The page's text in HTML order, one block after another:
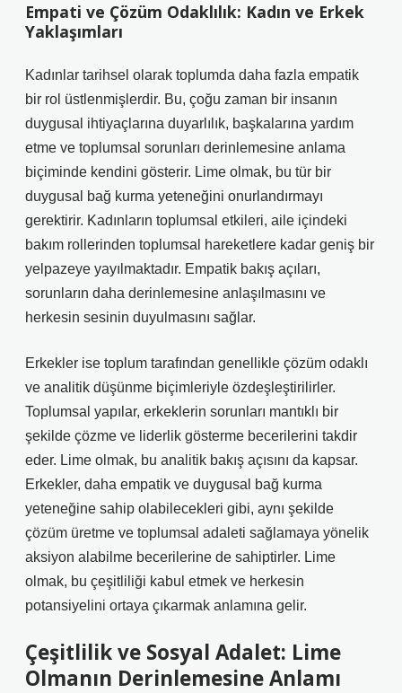
Empati ve Çözüm Odaklılık: Kadın ve Erkek
Yaklaşımları
Kadınlar tarihsel olarak toplumda daha fazla empatik
bir rol üstlenmişlerdir. Bu, çoğu zaman bir insanın
duygusal ihtiyaçlarına duyarlılık, başkalarına yardım
etme ve toplumsal sorunları derinlemesine anlama
biçiminde kendini gösterir. Lime olmak, bu tür bir
duygusal bağ kurma yeteneğini onurlandırmayı
gerektirir. Kadınların toplumsal etkileri, aile içindeki
bakım rollerinden toplumsal hareketlere kadar geniş bir
yelpazeye yayılmaktadır. Empatik bakış açıları,
sorunların daha derinlemesine anlaşılmasını ve
herkesin sesinin duyulmasını sağlar.
Erkekler ise toplum tarafından genellikle çözüm odaklı
ve analitik düşünme biçimleriyle özdeşleştirilirler.
Toplumsal yapılar, erkeklerin sorunları mantıklı bir
şekilde çözme ve liderlik gösterme becerilerini takdir
eder. Lime olmak, bu analitik bakış açısını da kapsar.
Erkekler, daha empatik ve duygusal bağ kurma
yeteneğine sahip olabilecekleri gibi, aynı şekilde
çözüm üretme ve toplumsal adaleti sağlamaya yönelik
aksiyon alabilme becerilerine de sahiptirler. Lime
olmak, bu çeşitliliği kabul etmek ve herkesin
potansiyelini ortaya çıkarmak anlamına gelir.
Çeşitlilik ve Sosyal Adalet: Lime
Olmanın Derinlemesine Anlamı